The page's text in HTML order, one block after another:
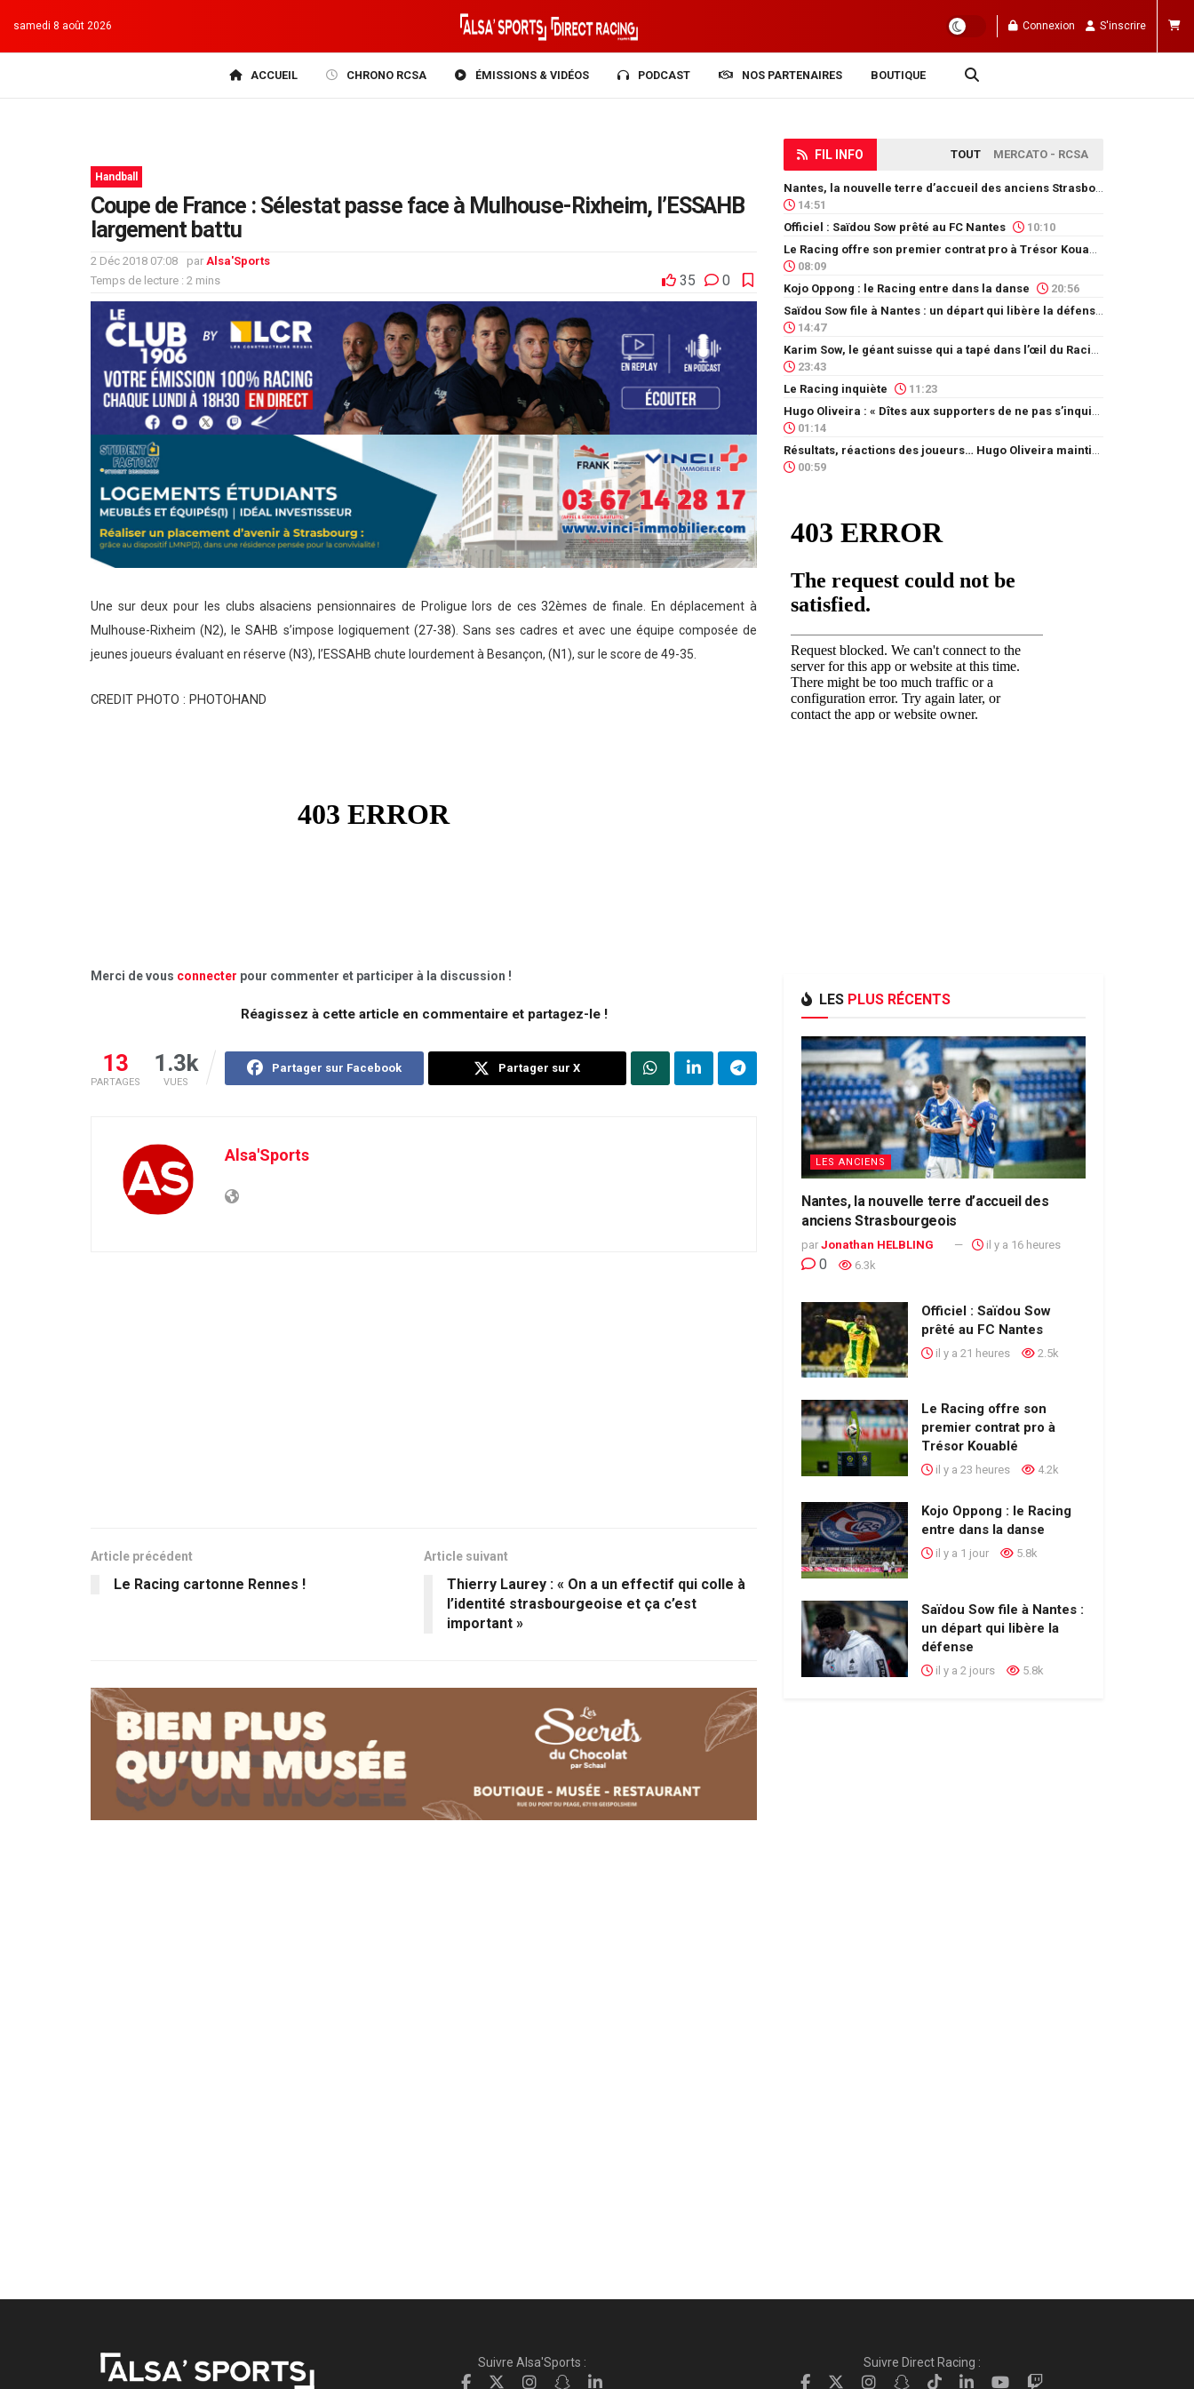
samedi 8 août 2026 Connexion S'inscrire
ACCUEIL CHRONO RCSA ÉMISSIONS & VIDÉOS PODCAST NOS PARTENAIRES BOUTIQUE
Handball
Coupe de France : Sélestat passe face à Mulhouse-Rixheim, l’ESSAHB
largement battu
2 Déc 2018 07:08 par Alsa'Sports
Temps de lecture : 2 mins
35 0
Une sur deux pour les clubs alsaciens pensionnaires de Proligue lors de ces 32èmes de finale. En déplacement à
Mulhouse-Rixheim (N2), le SAHB s’impose logiquement (27-38). Sans ses cadres et avec une équipe composée de
jeunes joueurs évaluant en réserve (N3), l’ESSAHB chute lourdement à Besançon, (N1), sur le score de 49-35.
CREDIT PHOTO : PHOTOHAND
Merci de vous connecter pour commenter et participer à la discussion !
Réagissez à cette article en commentaire et partagez-le !
13
PARTAGES
1.3k
VUES
Partager sur Facebook Partager sur X
Alsa'Sports
Article précédent
Le Racing cartonne Rennes !
Article suivant
Thierry Laurey : « On a un effectif qui colle à
l’identité strasbourgeoise et ça c’est
important »
FIL INFO TOUT MERCATO - RCSA
14:51
Officiel : Saïdou Sow prêté au FC Nantes
10:10
08:09
Kojo Oppong : le Racing entre dans la danse
20:56
14:47
23:43
Le Racing inquiète
11:23
01:14
00:59
LES PLUS RÉCENTS
LES ANCIENS
Nantes, la nouvelle terre d’accueil des
anciens Strasbourgeois
par Jonathan HELBLING il y a 16 heures
0 6.3k
Officiel : Saïdou Sow
prêté au FC Nantes
il y a 21 heures 2.5k
Le Racing offre son
premier contrat pro à
Trésor Kouablé
il y a 23 heures 4.2k
Kojo Oppong : le Racing
entre dans la danse
il y a 1 jour 5.8k
Saïdou Sow file à Nantes :
un départ qui libère la
défense
il y a 2 jours 5.8k
Suivre Alsa'Sports : Suivre Direct Racing :